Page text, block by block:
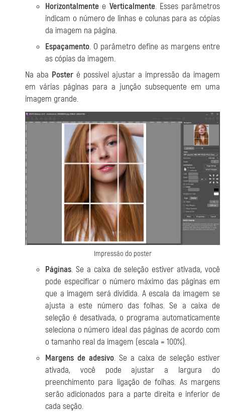
Horizontalmente e Verticalmente. Esses parâmetros
indicam o número de linhas e colunas para as cópias
da imagem na página.
Espaçamento. O parâmetro define as margens entre
as cópias da imagem.
Na aba Poster é possível ajustar a impressão da imagem
em várias páginas para a junção subsequente em uma
imagem grande.
Impressão do poster
Páginas. Se a caixa de seleção estiver ativada, você
pode especificar o número máximo das páginas em
que a imagem será dividida. A escala da imagem se
ajusta a este número das folhas. Se a caixa de
seleção é desativada, o programa automaticamente
seleciona o número ideal das páginas de acordo com
o tamanho real da imagem (escala = 100%).
Margens de adesivo. Se a caixa de seleção estiver
ativada, você pode ajustar a largura do
preenchimento para ligação de folhas. As margens
serão adicionados para a parte direita e inferior de
cada seção.